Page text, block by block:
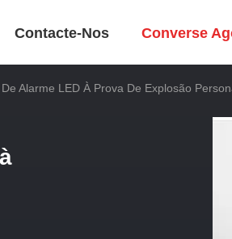
Contacte-Nos Converse
Alarme LED À Prova De Explosão